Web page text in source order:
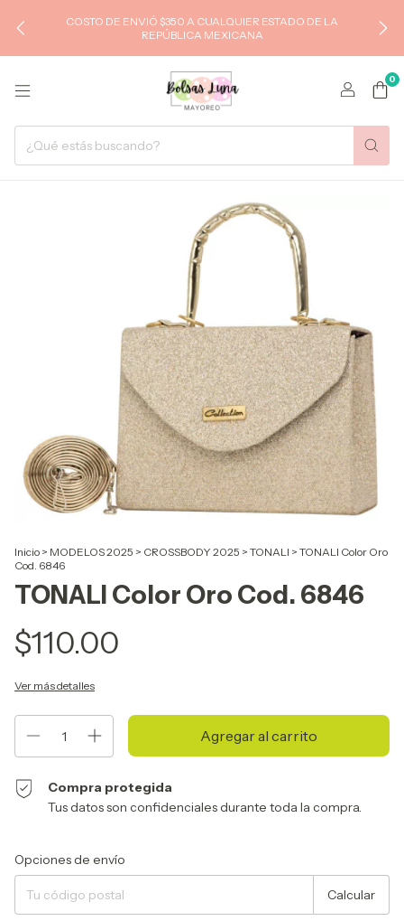
COSTO DE ENVIÓ $350 A CUALQUIER ESTADO DE LA
REPÚBLICA MEXICANA
0
Inicio > MODELOS 2025 > CROSSBODY 2025 > TONALI > TONALI Color Oro
Cod. 6846
TONALI Color Oro Cod. 6846
$110.00
Ver más detalles
Compra protegida
Tus datos son confidenciales durante toda la compra.
Entregas para el CP:
Opciones de envío
Calcular